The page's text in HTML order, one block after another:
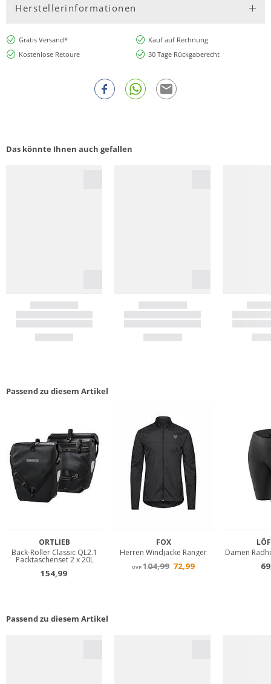
Herstellerinformationen
Gratis Versand*
Kauf auf Rechnung
Kostenlose Retoure
30 Tage Rückgaberecht
Das könnte Ihnen auch gefallen
Passend zu diesem Artikel
Passend zu diesem Artikel